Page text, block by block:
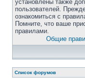
установлены также
пользователей.
ознакомиться с
Помните, что ваше
правилами.
Общие
Список форумов